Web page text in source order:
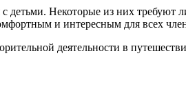
детьми. Некоторые из них требуют
и интересным для всех
деятельности в